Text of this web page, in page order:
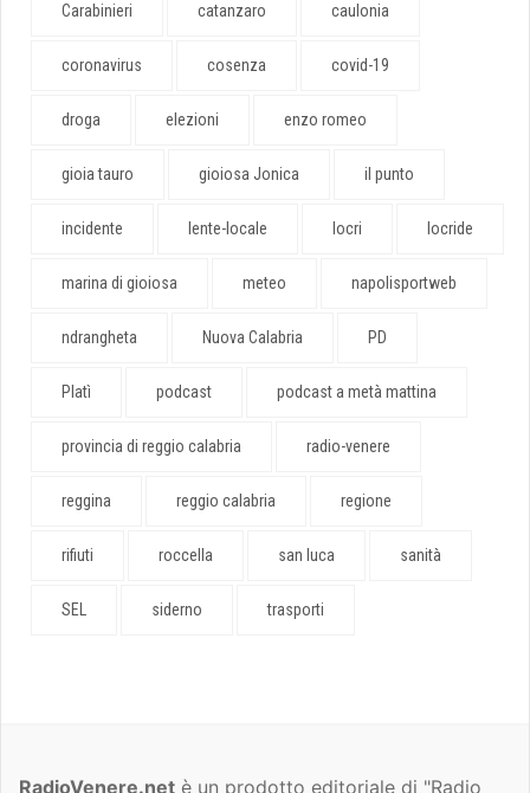
Carabinieri catanzaro caulonia
coronavirus cosenza covid-19
droga elezioni enzo romeo
gioia tauro gioiosa Jonica il punto
incidente lente-locale locri locride
marina di gioiosa meteo napolisportweb
ndrangheta Nuova Calabria PD
Platì podcast podcast a metà mattina
provincia di reggio calabria radio-venere
reggina reggio calabria regione
rifiuti roccella san luca sanità
SEL siderno trasporti
RadioVenere.net è un prodotto editoriale di "Radio